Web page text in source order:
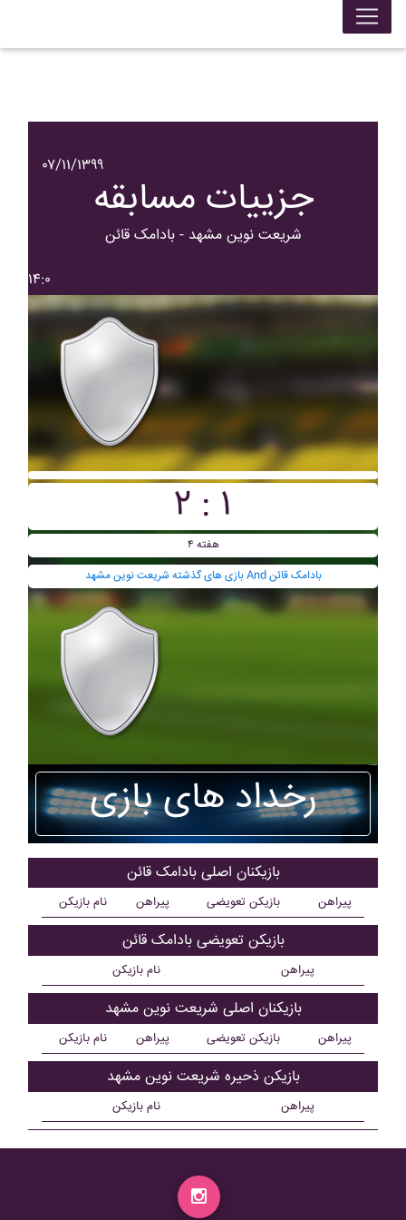
۰۷/۱۱/۱۳۹۹
جزییات مسابقه
شريعت نوين مشهد - بادامک قائن
۱۴:۰
۲ : ۱
هفته ۴
بازی های گذشته شريعت نوين مشهد And بادامک قائن
رخداد های بازی
بازیکنان اصلی بادامک قائن
نام بازیکن پیراهن بازیکن تعویضی پیراهن
بازیکن تعویضی بادامک قائن
نام بازیکن پیراهن
بازیکنان اصلی شريعت نوين مشهد
نام بازیکن پیراهن بازیکن تعویضی پیراهن
بازیکن ذحیره شريعت نوين مشهد
نام بازیکن پیراهن